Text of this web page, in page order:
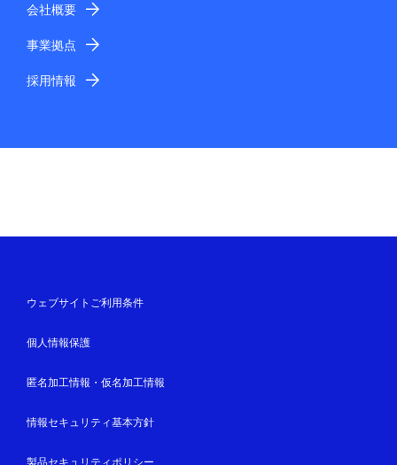
会社概要
事業拠点
採用情報
ウェブサイトご利用条件
個人情報保護
匿名加工情報・仮名加工情報
情報セキュリティ基本方針
製品セキュリティポリシー